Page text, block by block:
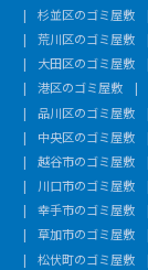
杉並区のゴミ屋敷
荒川区のゴミ屋敷
大田区のゴミ屋敷
港区のゴミ屋敷
品川区のゴミ屋敷
中央区のゴミ屋敷
越谷市のゴミ屋敷
川口市のゴミ屋敷
幸手市のゴミ屋敷
草加市のゴミ屋敷
松伏町のゴミ屋敷